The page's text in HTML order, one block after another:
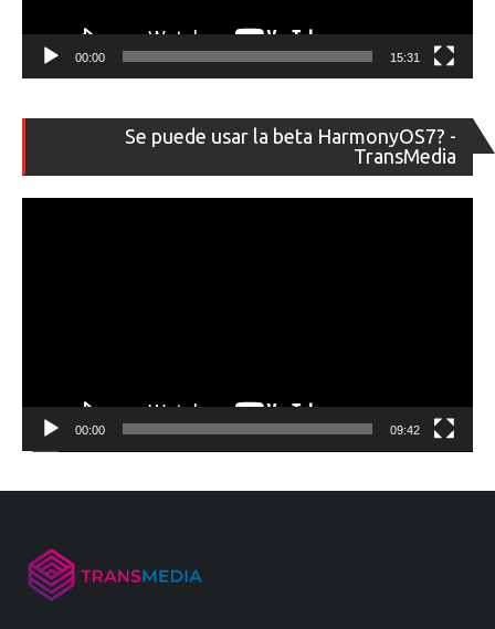
00:00 15:31
Se puede usar la beta HarmonyOS7? -
TransMedia
de
00:00 09:42